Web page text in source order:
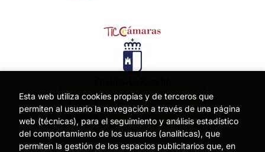
Esta web utiliza cookies propias y de terceros que
permiten al usuario la navegación a través de una página
web (técnicas), para el seguimiento y análisis estadístico
del comportamiento de los usuarios (analíticas), que
permiten la gestión de los espacios publicitarios que, en